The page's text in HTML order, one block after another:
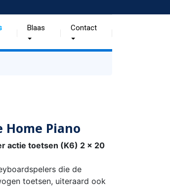
Blaas Contact
Home Piano
actie toetsen (K6) 2 x 20
die de
toetsen, uiteraard ook